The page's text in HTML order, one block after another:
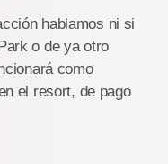
hablamos ni si
o de ya otro
como
el resort, de pago